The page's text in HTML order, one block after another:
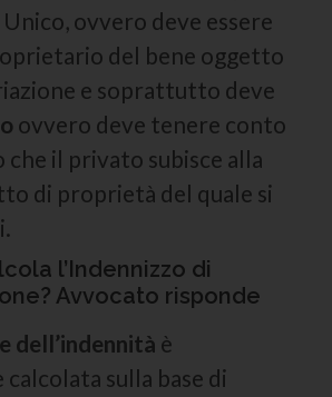
ovvero deve essere
del bene oggetto
e soprattutto deve
ovvero deve tenere conto
che il privato subisce alla
di proprietà del quale si
l’Indennizzo di
Avvocato risponde
dell’indennità è
sulla base di